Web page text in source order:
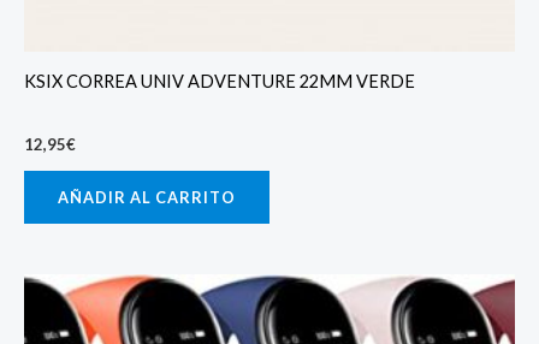
KSIX CORREA UNIV ADVENTURE 22MM VERDE
12,95€
AÑADIR AL CARRITO